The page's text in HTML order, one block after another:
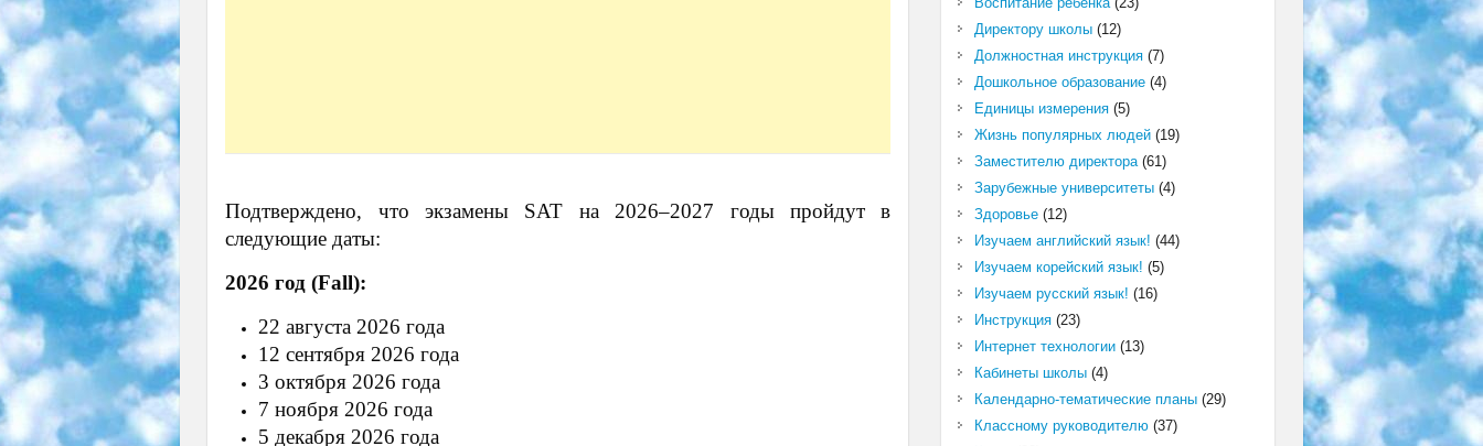
Подтверждено, что экзамены SAT на 2026–2027 годы пройдут в
следующие даты:
2026 год (Fall):
22 августа 2026 года
12 сентября 2026 года
3 октября 2026 года
7 ноября 2026 года
5 декабря 2026 года
Директору школы(12)
Должностная инструкция(7)
Дошкольное образование(4)
Единицы измерения(5)
Жизнь популярных людей(19)
Заместителю директора(61)
Зарубежные университеты(4)
Здоровье(12)
Изучаем английский язык! (44)
Изучаем корейский язык! (5)
Изучаем русский язык! (16)
Инструкция(23)
Интернет технологии(13)
Кабинеты школы(4)
Календарно-тематические планы(29)
Классному руководителю(37)